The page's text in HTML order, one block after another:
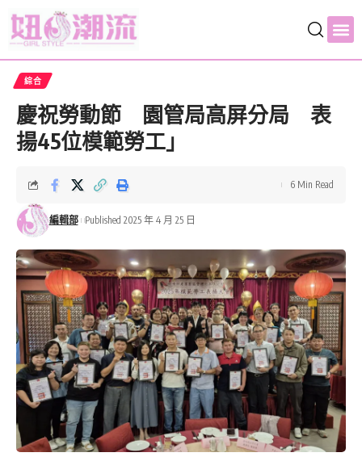
綜合
慶祝勞動節 園管局高屏分局 表
揚45位模範勞工」
編輯部 Published 2025 年 4 月 25 日
6 Min Read